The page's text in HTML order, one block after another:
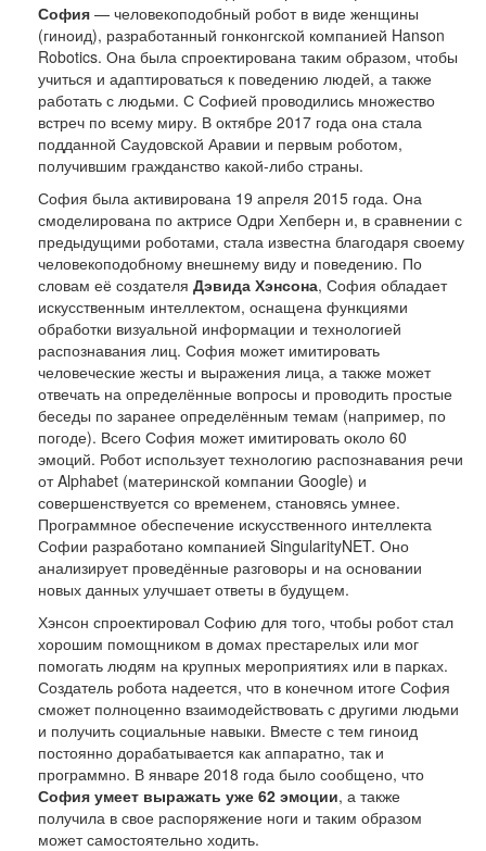
София — человекоподобный робот в виде женщины
(гиноид), разработанный гонконгской компанией Hanson
Robotics. Она была спроектирована таким образом, чтобы
учиться и адаптироваться к поведению людей, а также
работать с людьми. С Софией проводились множество
встреч по всему миру. В октябре 2017 года она стала
подданной Саудовской Аравии и первым роботом,
получившим гражданство какой-либо страны.
София была активирована 19 апреля 2015 года. Она
смоделирована по актрисе Одри Хепберн и, в сравнении с
предыдущими роботами, стала известна благодаря своему
человекоподобному внешнему виду и поведению. По
словам её создателя Дэвида Хэнсона, София обладает
искусственным интеллектом, оснащена функциями
обработки визуальной информации и технологией
распознавания лиц. София может имитировать
человеческие жесты и выражения лица, а также может
отвечать на определённые вопросы и проводить простые
беседы по заранее определённым темам (например, по
погоде). Всего София может имитировать около 60
эмоций. Робот использует технологию распознавания речи
от Alphabet (материнской компании Google) и
совершенствуется со временем, становясь умнее.
Программное обеспечение искусственного интеллекта
Софии разработано компанией SingularityNET. Оно
анализирует проведённые разговоры и на основании
новых данных улучшает ответы в будущем.
Хэнсон спроектировал Софию для того, чтобы робот стал
хорошим помощником в домах престарелых или мог
помогать людям на крупных мероприятиях или в парках.
Создатель робота надеется, что в конечном итоге София
сможет полноценно взаимодействовать с другими людьми
и получить социальные навыки. Вместе с тем гиноид
постоянно дорабатывается как аппаратно, так и
программно. В январе 2018 года было сообщено, что
София умеет выражать уже 62 эмоции, а также
получила в свое распоряжение ноги и таким образом
может самостоятельно ходить.